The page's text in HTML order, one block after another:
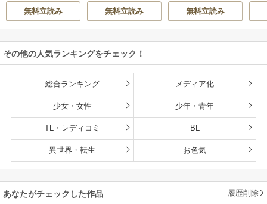
無料立読み
～ただの田舎の剣
術師範だったの
たちが俺を放って
くれない件～
島テツヒロ
無料立読み
無料立読み
その他の人気ランキングをチェック！
総合ランキング メディア化
少女・女性 少年・青年
TL・レディコミ BL
異世界・転生 お色気
あなたがチェックした作品 履歴削除